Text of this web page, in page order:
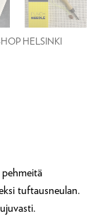
HELSINKI
tuftausneulan.